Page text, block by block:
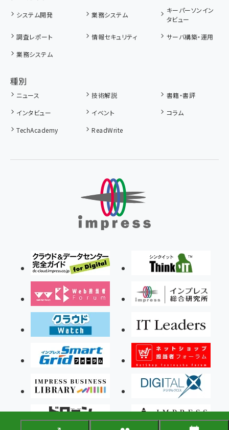
システム開発 業務システム
キーパーソンイン
タビュー
調査レポート
情報セキュリティ
サーバ構築・運用
業務システム
種別
ニュース 技術解説
書籍・書評
インタビュー
イベント
コラム
TechAcademy
ReadWrite